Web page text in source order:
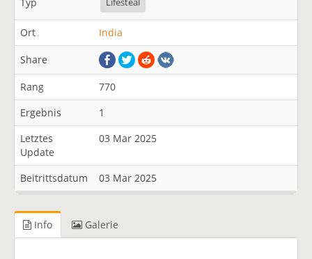
Lifesteal
Ort India
Share
Rang
770
Ergebnis
1
Letztes
Update
03 Mar 2025
Beitrittsdatum 03 Mar 2025
Info Galerie